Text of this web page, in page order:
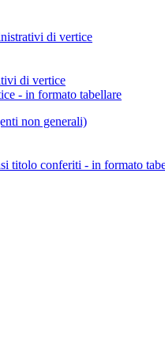
di vertice
di vertice
- in formato tabellare
non generali)
titolo conferiti - in formato